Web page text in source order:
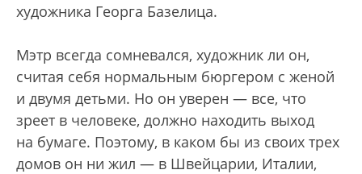
художника Георга Базелица.
Мэтр всегда сомневался, художник ли он,
считая себя нормальным бюргером с женой
и двумя детьми. Но он уверен — все, что
зреет в человеке, должно находить выход
на бумаге. Поэтому, в каком бы из своих трех
домов он ни жил — в Швейцарии, Италии,